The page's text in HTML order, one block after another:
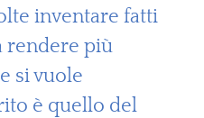
inventare fatti
rendere più
si vuole
è quello del